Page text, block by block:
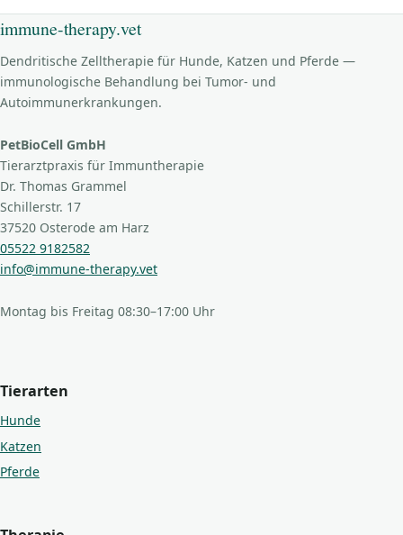
immune-therapy.vet
Dendritische Zelltherapie für Hunde, Katzen und Pferde —
immunologische Behandlung bei Tumor- und
Autoimmunerkrankungen.
PetBioCell GmbH
Tierarztpraxis für Immuntherapie
Dr. Thomas Grammel
Schillerstr. 17
37520 Osterode am Harz
05522 9182582
info@immune-therapy.vet
Montag bis Freitag 08:30–17:00 Uhr
Tierarten
Hunde
Katzen
Pferde